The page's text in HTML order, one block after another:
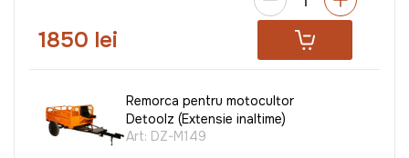
1850 lei
Remorca pentru motocultor
Detoolz (Extensie inaltime)
Art: DZ-M149